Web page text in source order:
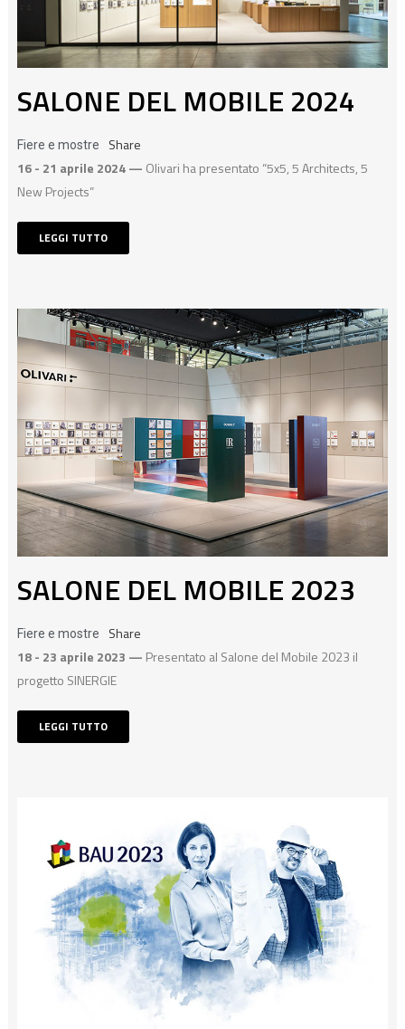
SALONE DEL MOBILE 2024
Fiere e mostre
Share
16 - 21 aprile 2024 — Olivari ha presentato “5x5, 5 Architects, 5
New Projects”
LEGGI TUTTO
SALONE DEL MOBILE 2023
Fiere e mostre
Share
18 - 23 aprile 2023 — Presentato al Salone del Mobile 2023 il
progetto SINERGIE
LEGGI TUTTO